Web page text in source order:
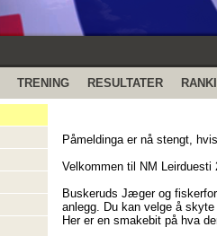
TRENING RESULTATER
Påmeldinga er nå stengt,
Velkommen til NM Leirduesti
Buskeruds Jæger og
anlegg. Du kan velge å
Her er en smakebit på hva